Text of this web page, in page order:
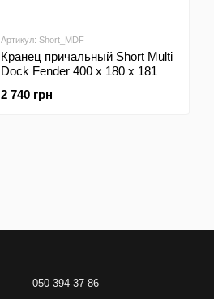
Артикул: Short_MDF
Кранец причальный Short Multi
Dock Fender 400 x 180 x 181
2 740 грн
050 394-37-86